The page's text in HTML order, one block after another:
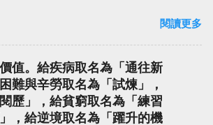
閱讀更多
值。給疾病取名為「通往新
難與辛勞取名為「試煉」，
歷」，給貧窮取名為「練習
，給逆境取名為「躍升的機